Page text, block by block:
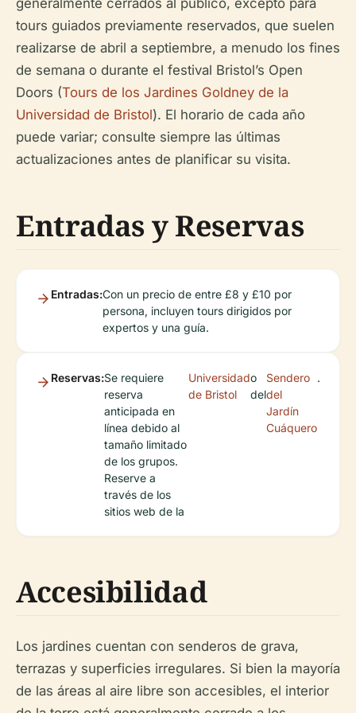
generalmente cerrados al público, excepto para
tours guiados previamente reservados, que suelen
realizarse de abril a septiembre, a menudo los fines
de semana o durante el festival Bristol’s Open
Doors (Tours de los Jardines Goldney de la
Universidad de Bristol). El horario de cada año
puede variar; consulte siempre las últimas
actualizaciones antes de planificar su visita.
Entradas y Reservas
Entradas:Con un precio de entre £8 y £10 por
persona, incluyen tours dirigidos por
expertos y una guía.
Reservas:Se requiere
reserva
anticipada en
línea debido al
tamaño limitado
de los grupos.
Reserve a
través de los
sitios web de la
Universidad
de Bristol
o
del
Sendero
del
Jardín
Cuáquero
.
Accesibilidad
Los jardines cuentan con senderos de grava,
terrazas y superficies irregulares. Si bien la mayoría
de las áreas al aire libre son accesibles, el interior